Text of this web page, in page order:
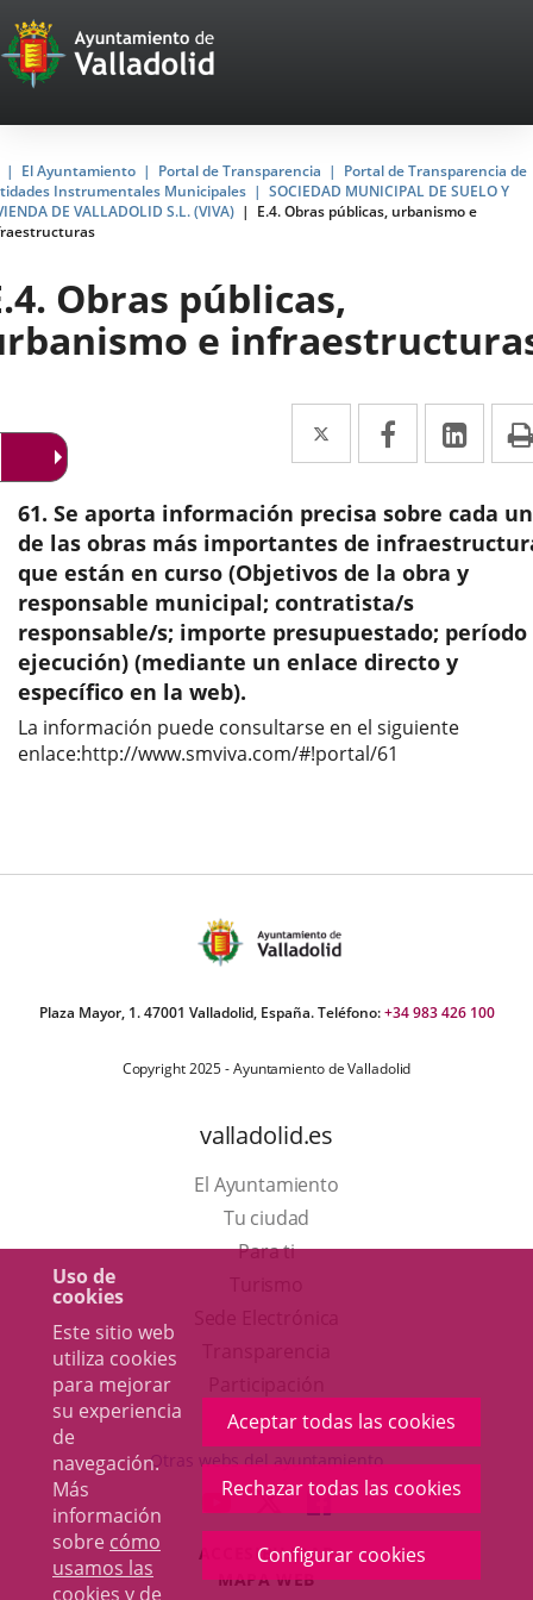
Uso de
cookies
Este sitio web
utiliza cookies
para mejorar
su experiencia
de
navegación.
Más
información
sobre cómo
usamos las
cookies y de
Aceptar todas las cookies
Rechazar todas las cookies
Configurar cookies
Portal
Web
del
Ayuntamiento
de
El Ayuntamiento Portal de Transparencia
Portal de Transparencia de
Instrumentales Municipales
SOCIEDAD MUNICIPAL DE SUELO Y
DE VALLADOLID S.L. (VIVA)
E.4. Obras públicas, urbanismo e
Obras públicas,
e
Twitter
Enlace
a
una
aplicación
externa.
Facebook
Enlace
a
una
aplicación
externa.
a
una
61. Se aporta información precisa sobre cada
de las obras más importantes de
que están en curso (Objetivos de la obra y
responsable municipal; contratista/s
responsable/s; importe presupuestado; período
ejecución) (mediante un enlace directo y
específico en la web).
La información puede consultarse en el siguiente
enlace:http://www.smviva.com/#!portal/61
Plaza Mayor, 1. 47001 Valladolid, España. Teléfono:+34 983 426 100
Copyright 2025 - Ayuntamiento de Valladolid
valladolid.es
El Ayuntamiento
Tu ciudad
Para ti
en
una
ventana
nueva.
aplicación
externa.
Otras webs del ayuntamiento
ENLACE
A
UNA
APLICACIÓN
ENLACE
A
UNA
APLICACIÓN
ENLACE
A
UNA
ACCESIBILIDAD
MAPA WEB